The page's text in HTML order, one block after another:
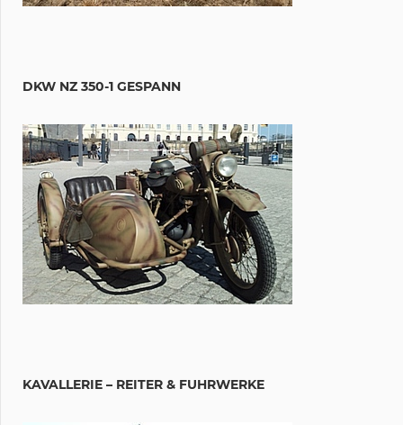
DKW NZ 350-1 GESPANN
KAVALLERIE – REITER & FUHRWERKE